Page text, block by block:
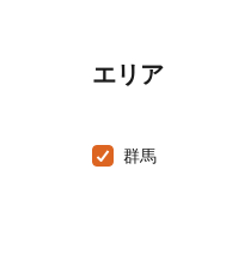
エリア
群馬